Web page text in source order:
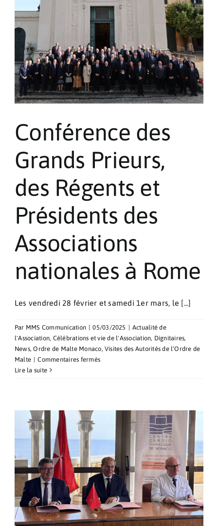
Maritimes
l’Ordre
Malte
France
Conférence des
Grands Prieurs,
des Régents et
Présidents des
Associations
nationales à Rome
Les vendredi 28 février et samedi 1er mars, le [...]
Par MMS Communication | 05/03/2025 | Actualité de
l'Association, Célébrations et vie de l'Association, Dignitaires,
News,Ordre de Malte Monaco, Visites des Autorités de l’Ordre de
Malte | Commentaires ferméssur
des
Régents
Présidents
des
Associations
nationales
Rome
Lire la suite